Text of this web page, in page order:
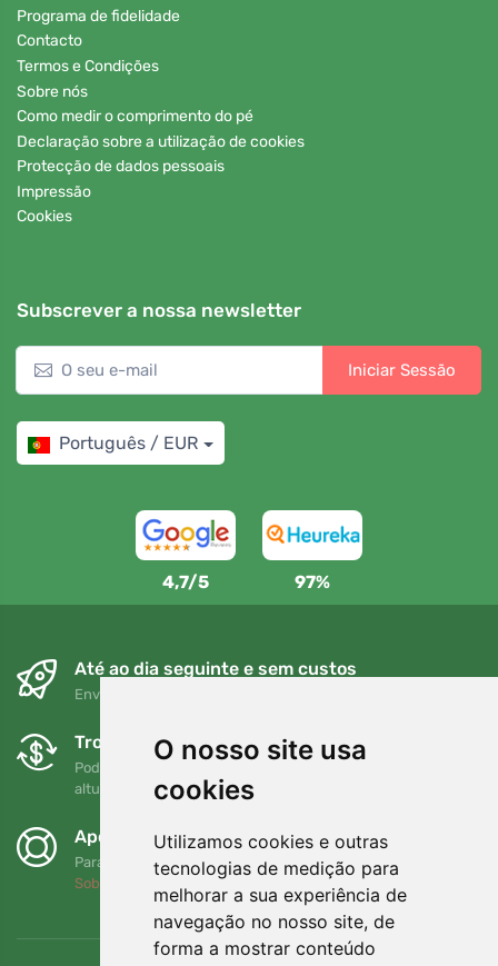
O nosso site usa
cookies
Utilizamos cookies e outras
tecnologias de medição para
melhorar a sua experiência de
navegação no nosso site, de
forma a mostrar conteúdo
Programa de fidelidade
Contacto
Termos e Condições
Sobre nós
Como medir o comprimento do pé
Declaração sobre a utilização de cookies
Protecção de dados pessoais
Impressão
Cookies
Subscrever a nossa newsletter
Iniciar Sessão
Português / EUR
4,7/5 97%
Até ao dia seguinte e sem custos
Envio gratuito para encomendas superiores a 80 EUR
Trocas e devoluções gratuitas
Pode devolver ou trocar a sua encomenda em qualquer
altura no prazo de 90 dias
Apoiamos a Trees.org
Para cada encomenda plantamos uma árvore! Leia mais
Sobre nós